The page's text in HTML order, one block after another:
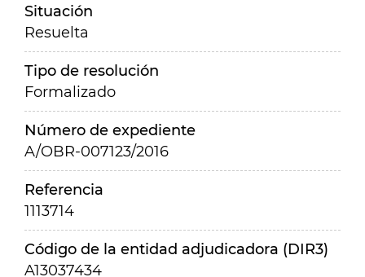
Situación
Resuelta
Tipo de resolución
Formalizado
Número de expediente
A/OBR-007123/2016
Referencia
1113714
Código de la entidad adjudicadora (DIR3)
A13037434